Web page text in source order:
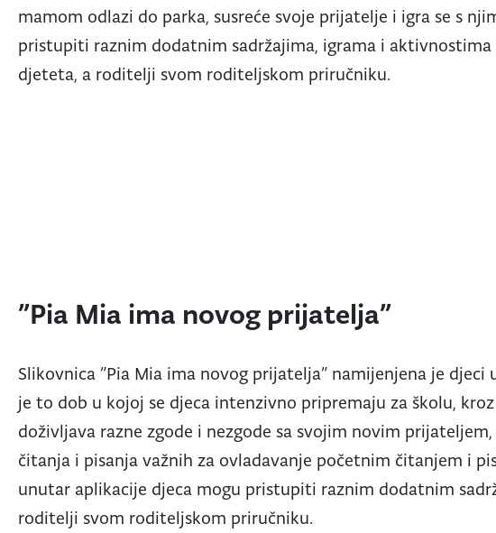
mamom odlazi do parka, susreće svoje prijatelje i igra se s
pristupiti raznim dodatnim sadržajima, igrama i
djeteta, a roditelji svom roditeljskom priručniku.
”Pia Mia ima novog prijatelja”
Slikovnica ”Pia Mia ima novog prijatelja” namijenjena je djeci
je to dob u kojoj se djeca intenzivno pripremaju za školu,
doživljava razne zgode i nezgode sa svojim novim
čitanja i pisanja važnih za ovladavanje početnim čitanjem i
unutar aplikacije djeca mogu pristupiti raznim dodatnim
roditelji svom roditeljskom priručniku.